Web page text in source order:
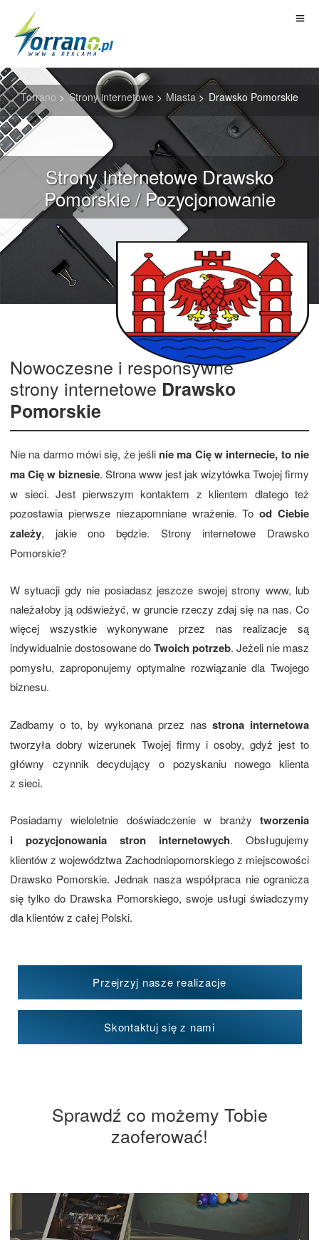
Torrano > Strony internetowe > Miasta > Drawsko Pomorskie
Strony Internetowe Drawsko
Pomorskie / Pozycjonowanie
Nowoczesne i responsywne
strony internetowe Drawsko
Pomorskie
Nie na darmo mówi się, że jeśli nie ma Cię w internecie, to nie
ma Cię w biznesie. Strona www jest jak wizytówka Twojej firmy
w sieci. Jest pierwszym kontaktem z klientem dlatego też
pozostawia pierwsze niezapomniane wrażenie. Tood Ciebie
zależy, jakie ono będzie. Strony internetowe Drawsko
Pomorskie?
W sytuacji gdy nie posiadasz jeszcze swojej strony www, lub
należałoby ją odświeżyć, w gruncie rzeczy zdaj się na nas. Co
więcej wszystkie wykonywane przez nas realizacje są
indywidualnie dostosowane doTwoich potrzeb. Jeżeli nie masz
pomysłu, zaproponujemy optymalne rozwiązanie dla Twojego
biznesu.
Zadbamy o to, by wykonana przez nasstrona internetowa
tworzyła dobry wizerunek Twojej firmy i osoby, gdyż jest to
główny czynnik decydujący o pozyskaniu nowego klienta
z sieci.
Posiadamy wieloletnie doświadczenie w branży tworzenia
i pozycjonowania stron internetowych. Obsługujemy
klientów z województwa Zachodniopomorskiego z miejscowości
Drawsko Pomorskie. Jednak nasza współpraca nie ogranicza
się tylko do Drawska Pomorskiego, swoje usługi świadczymy
dla klientów z całej Polski.
Przejrzyj nasze realizacje
Skontaktuj się z nami
Sprawdź co możemy Tobie
zaoferować!